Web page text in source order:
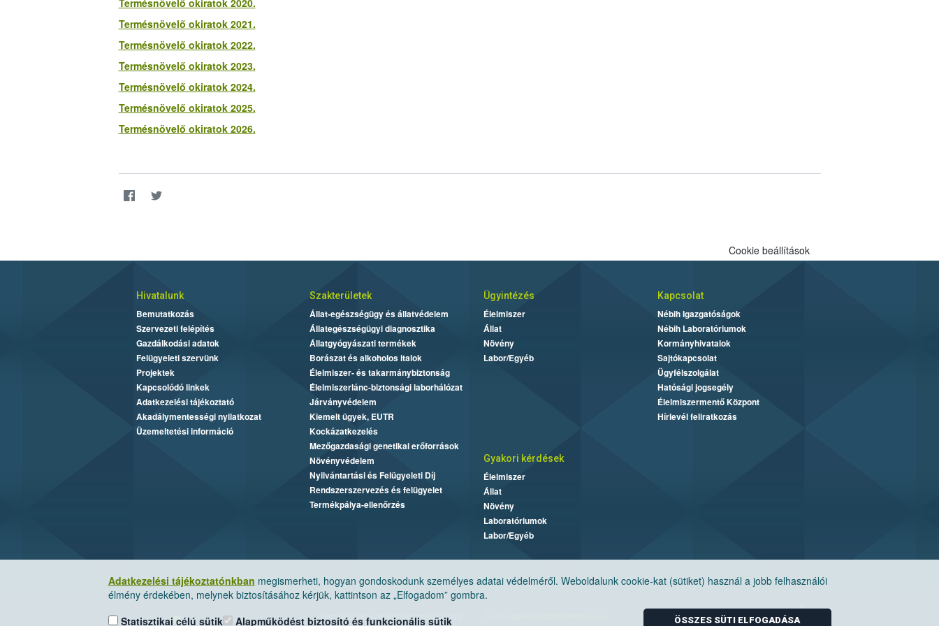
Termésnövelő okiratok 2020.
Termésnövelő okiratok 2021.
Termésnövelő okiratok 2022.
Termésnövelő okiratok 2023.
Termésnövelő okiratok 2024.
Termésnövelő okiratok 2025.
Termésnövelő okiratok 2026.
Adatkezelési tájékoztatónkban megismerheti, hogyan gondoskodunk személyes adatai védelméről. Weboldalunk cookie-kat (sütiket) használ a jobb felhasználói
élmény érdekében, melynek biztosításához kérjük, kattintson az „Elfogadom” gombra.
Statisztikai célú sütik
Alapműködést biztosító és funkcionális sütik ÖSSZES SÜTI ELFOGADÁSA
Cookie beállítások
Hivatalunk
Bemutatkozás
Szervezeti felépítés
Gazdálkodási adatok
Felügyeleti szervünk
Projektek
Kapcsolódó linkek
Adatkezelési tájékoztató
Akadálymentességi nyilatkozat
Üzemeltetési információ
Szakterületek
Állat-egészségügy és állatvédelem
Állategészségügyi diagnosztika
Állatgyógyászati termékek
Borászat és alkoholos italok
Élelmiszer- és takarmánybiztonság
Élelmiszerlánc-biztonsági laborhálózat
Járványvédelem
Kiemelt ügyek, EUTR
Kockázatkezelés
Mezőgazdasági genetikai erőforrások
Növényvédelem
Nyilvántartási és Felügyeleti Díj
Rendszerszervezés és felügyelet
Termékpálya-ellenőrzés
Ügyintézés
Élelmiszer
Állat
Növény
Labor/Egyéb
Kapcsolat
Nébih Igazgatóságok
Nébih Laboratóriumok
Kormányhivatalok
Sajtókapcsolat
Ügyfélszolgálat
Hatósági jogsegély
Élelmiszermentő Központ
Hírlevél feliratkozás
Gyakori kérdések
Élelmiszer
Állat
Növény
Laboratóriumok
Labor/Egyéb
Nemzeti Élelmiszerlánc-biztonsági Hivatal